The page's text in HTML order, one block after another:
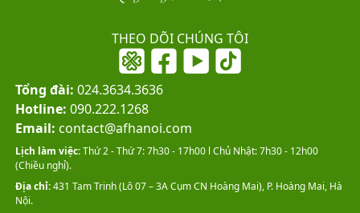
THEO DÕI CHÚNG TÔI
Tổng đài: 024.3634.3636
Hotline: 090.222.1268
Email: contact@afhanoi.com
Lịch làm việc:Thứ 2 - Thứ 7: 7h30 - 17h00 l Chủ Nhật: 7h30 - 12h00
(Chiều nghỉ).
Địa chỉ:431 Tam Trinh (Lô 07 – 3A Cụm CN Hoàng Mai), P. Hoàng Mai, Hà
Nội.